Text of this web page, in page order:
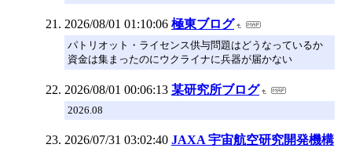
2026/08/01 01:10:06 極東ブログ
パトリオット・ライセンス供与問題はどうなっているか
資金は集まったのにウクライナに兵器が届かない
2026/08/01 00:06:13 某研究所ブログ
2026.08
2026/07/31 03:02:40 JAXA 宇宙航空研究開発機構